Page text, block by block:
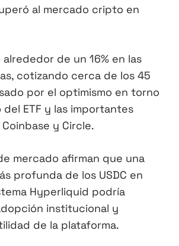
al mercado cripto en
de un 16% en las
cotizando cerca de los 45
por el optimismo en torno
del ETF y las importantes
y Circle.
mercado afirman que una
profunda de los USDC en
Hyperliquid podría
institucional y
de la plataforma.